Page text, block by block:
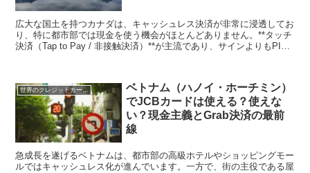
広大な国土を持つカナダは、キャッシュレス決済が非常に浸透してお
り、特に都市部では現金を使う機会がほとんどありません。**タッチ
決済（Tap to Pay / 非接触決済）**が主流であり、サインよりもPIN
世界のクレジットカード事情
ベトナム（ハノイ・ホーチミン）
でJCBカードは使える？使えな
い？現金主義とGrab決済の最前
線
急成長を遂げるベトナムは、都市部の高級ホテルやショッピングモー
ルではキャッシュレス化が進んでいます。一方で、街の主役である屋